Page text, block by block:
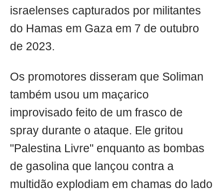
israelenses capturados por militantes
do Hamas em Gaza em 7 de outubro
de 2023.
Os promotores disseram que Soliman
também usou um maçarico
improvisado feito de um frasco de
spray durante o ataque. Ele gritou
"Palestina Livre" enquanto as bombas
de gasolina que lançou contra a
multidão explodiam em chamas do lado